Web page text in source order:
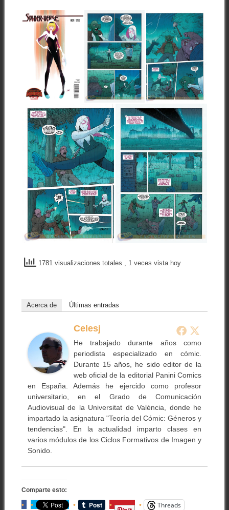
1781 visualizaciones totales , 1 veces vista hoy
Acerca de Últimas entradas
Celesj
He trabajado durante años como
periodista especializado en cómic.
Durante 15 años, he sido editor de la
web oficial de la editorial Panini Comics
en España. Además he ejercido como profesor
universitario, en el Grado de Comunicación
Audiovisual de la Universitat de València, donde he
impartado la asignatura "Teoría del Cómic: Géneros y
tendencias". En la actualidad imparto clases en
varios módulos de los Ciclos Formativos de Imagen y
Sonido.
Comparte esto:
Threads